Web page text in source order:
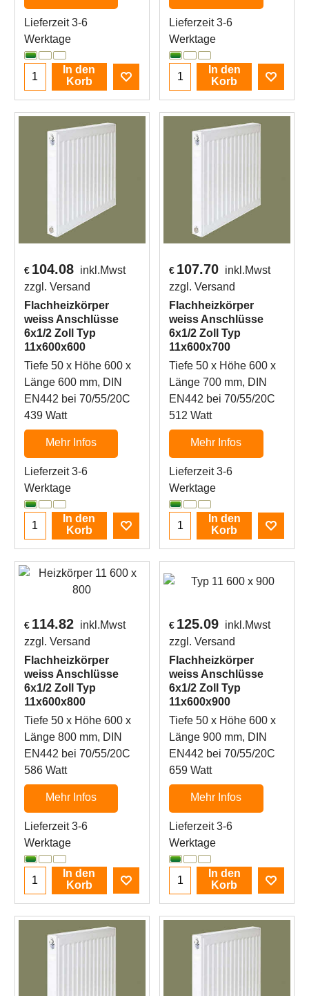
Lieferzeit 3-6
Werktage
In den
Korb
Lieferzeit 3-6
Werktage
In den
Korb
€ 104.08 inkl.Mwst
zzgl. Versand
Flachheizkörper
weiss Anschlüsse
6x1/2 Zoll Typ
11x600x600
Tiefe 50 x Höhe 600 x
Länge 600 mm, DIN
EN442 bei 70/55/20C
439 Watt
Mehr Infos
Lieferzeit 3-6
Werktage
In den
Korb
€ 107.70 inkl.Mwst
zzgl. Versand
Flachheizkörper
weiss Anschlüsse
6x1/2 Zoll Typ
11x600x700
Tiefe 50 x Höhe 600 x
Länge 700 mm, DIN
EN442 bei 70/55/20C
512 Watt
Mehr Infos
Lieferzeit 3-6
Werktage
In den
Korb
€ 114.82 inkl.Mwst
zzgl. Versand
Flachheizkörper
weiss Anschlüsse
6x1/2 Zoll Typ
11x600x800
Tiefe 50 x Höhe 600 x
Länge 800 mm, DIN
EN442 bei 70/55/20C
586 Watt
Mehr Infos
Lieferzeit 3-6
Werktage
In den
Korb
€ 125.09 inkl.Mwst
zzgl. Versand
Flachheizkörper
weiss Anschlüsse
6x1/2 Zoll Typ
11x600x900
Tiefe 50 x Höhe 600 x
Länge 900 mm, DIN
EN442 bei 70/55/20C
659 Watt
Mehr Infos
Lieferzeit 3-6
Werktage
In den
Korb